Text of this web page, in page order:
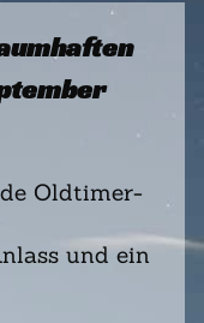
Oldtimer-
und ein